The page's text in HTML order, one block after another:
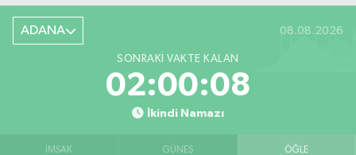
ADANA 08.08.2026
SONRAKI VAKTE KALAN
02:00:08
İkindi Namazı
İMSAK GÜNEŞ ÖĞLE